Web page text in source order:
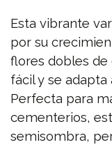
Esta vibrante
por su
flores dobles de
fácil y se adapta
Perfecta para
cementerios,
semisombra,